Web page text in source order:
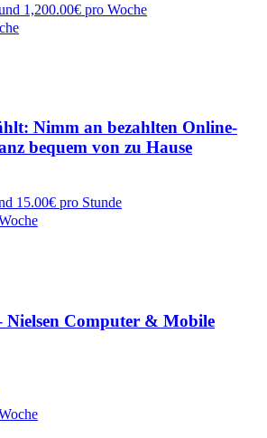
1,200.00€ pro Woche
Nimm an bezahlten Online-
bequem von zu Hause
15.00€ pro Stunde
Nielsen Computer & Mobile